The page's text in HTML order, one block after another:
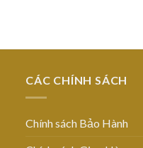
CÁC CHÍNH SÁCH
Chính sách Bảo Hành